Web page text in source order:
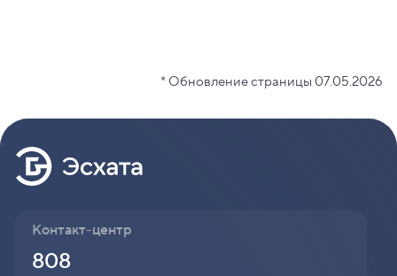
* Обновление страницы 07.05.2026
Контакт-центр
808